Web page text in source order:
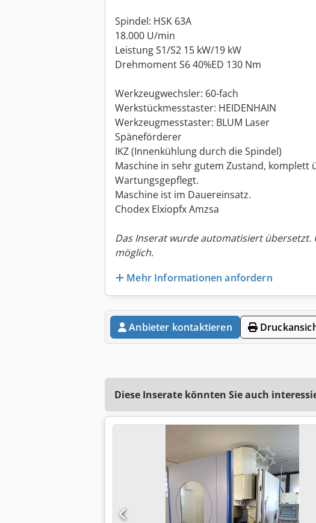
Spindel: HSK 63A
18.000 U/min
Leistung S1/S2 15 kW/19 kW
Drehmoment S6 40%ED 130 Nm
Werkzeugwechsler: 60-fach
Werkstückmesstaster: HEIDENHAIN
Werkzeugmesstaster: BLUM Laser
Späneförderer
IKZ (Innenkühlung durch die Spindel)
Maschine in sehr gutem Zustand, komplett
Wartungsgepflegt.
Maschine ist im Dauereinsatz.
Chodex Elxiopfx Amzsa
Das Inserat wurde automatisiert übersetzt.
möglich.
Mehr Informationen anfordern
Anbieter kontaktieren
Diese Inserate könnten Sie auch